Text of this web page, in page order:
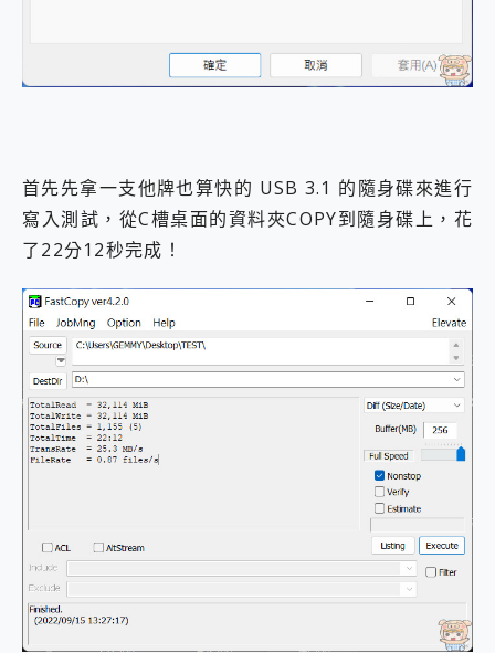
首先先拿一支他牌也算快的 USB 3.1 的隨身碟來進行
寫入測試，從C槽桌面的資料夾COPY到隨身碟上，花
了22分12秒完成！